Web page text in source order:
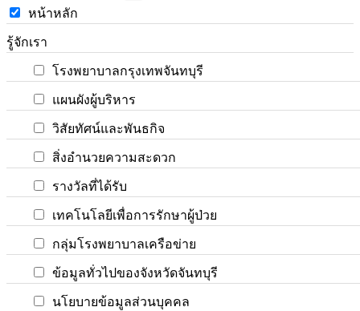
หน้าหลัก
รู้จักเรา
โรงพยาบาลกรุงเทพจันทบุรี
แผนผังผู้บริหาร
วิสัยทัศน์และพันธกิจ
สิ่งอำนวยความสะดวก
รางวัลที่ได้รับ
เทคโนโลยีเพื่อการรักษาผู้ป่วย
กลุ่มโรงพยาบาลเครือข่าย
ข้อมูลทั่วไปของจังหวัดจันทบุรี
นโยบายข้อมูลส่วนบุคคล